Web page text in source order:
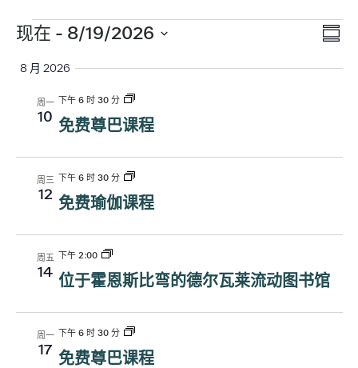
活
动
视
航
活
动
摘
现在 - 8/19/2026
择
期。
8 月 2026
周一
10
下午 6 时 30 分
免费尊巴课程
周三
12
下午 6 时 30 分
免费瑜伽课程
周五
14
下午 2:00
位于霍恩斯比弯的德尔瓦莱流动图书馆
周一
17
下午 6 时 30 分
免费尊巴课程